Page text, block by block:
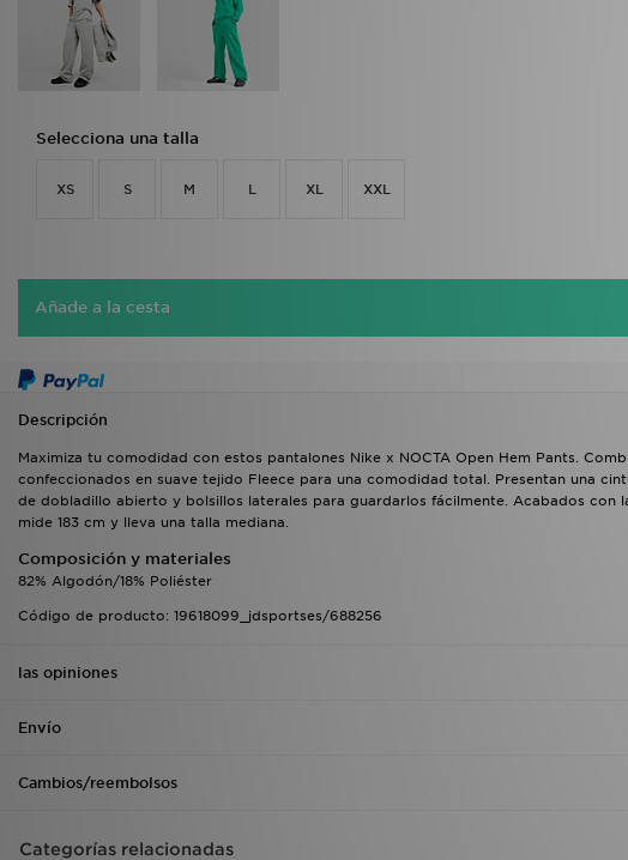
Selecciona una talla
XS S M L XL XXL
Añade a la cesta
Descripción
Maximiza tu comodidad con estos pantalones Nike x NOCTA Open Hem Pants.
confeccionados en suave tejido Fleece para una comodidad total. Presentan una
de dobladillo abierto y bolsillos laterales para guardarlos fácilmente. Acabados con
mide 183 cm y lleva una talla mediana.
Composición y materiales
82% Algodón/18% Poliéster
Código de producto: 19618099_jdsportses/688256
las opiniones
Envío
Cambios/reembolsos
Categorías relacionadas